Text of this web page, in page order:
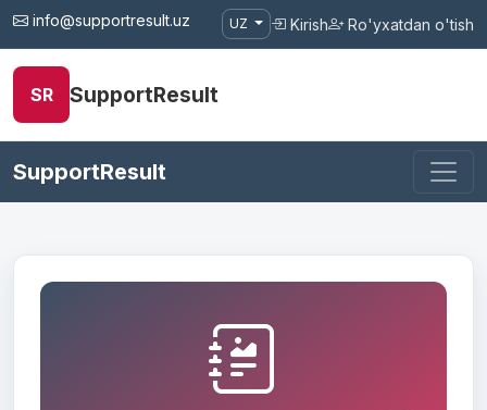
info@supportresult.uz UZ Kirish Ro'yxatdan o'tish
SR SupportResult
SupportResult